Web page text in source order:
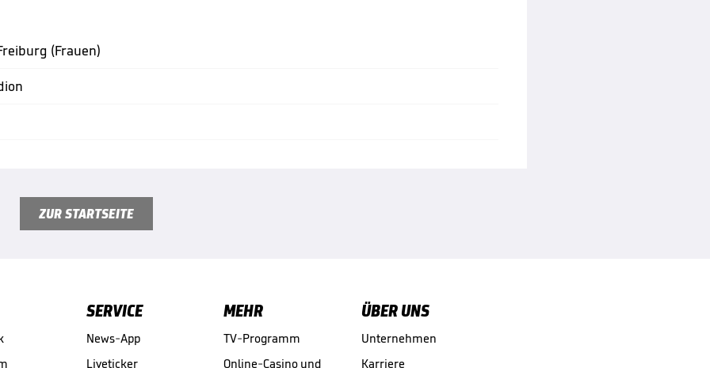
(Frauen)
ZUR STARTSEITE
SERVICE
News-App
Liveticker
MEHR
TV-Programm
Online-Casino und
ÜBER UNS
Unternehmen
Karriere